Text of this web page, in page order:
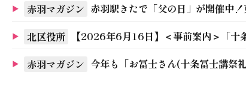
赤羽マガジン 赤羽駅きたで「父の日」が開催中
北区役所
【2026年6月16日】＜事前案内＞「十
赤羽マガジン 今年も「お冨士さん(十条冨士講祭